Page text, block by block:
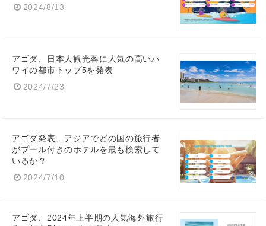
2024/8/13
アゴダ、日本人観光客に人気の高いハ
ワイの都市トップ5を発表
2024/7/23
アゴダ発表、アジアでどの国の旅行者
がプール付きのホテルを最も検索して
いるか？
2024/7/10
アゴダ、2024年上半期の人気海外旅行